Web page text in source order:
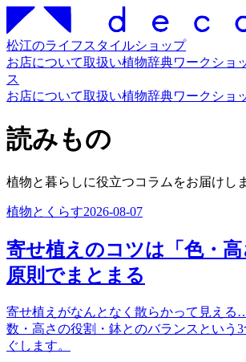
松江のライフスタイルショップ
お店について取扱い植物辞典ワークショ
ス
お店について取扱い植物辞典ワークショ
読みもの
植物と暮らしに役立つコラムをお届けし
植物とくらす2026-08-07
寄せ植えのコツは「色・
原則でまとまる
寄せ植えがなんとなく散らかって見える
数・高さの役割・鉢とのバランスという
ぐします。